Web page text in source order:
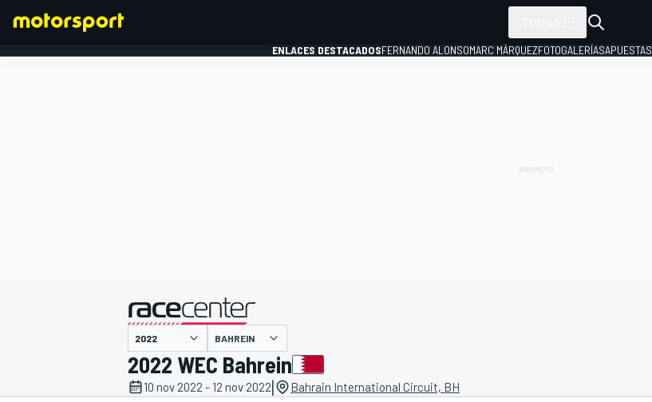
ENLACES DESTACADOSFERNANDO ALONSOMARC MÁRQUEZFOTOGALERÍASAPUESTAS
presentado por
BAHREIN
2022 WEC Bahrein
10 nov 2022 - 12 nov 2022| Bahrain International Circuit, BH